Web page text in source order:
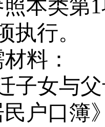
本类第1
执行。
材料 ：
子女与
户口簿